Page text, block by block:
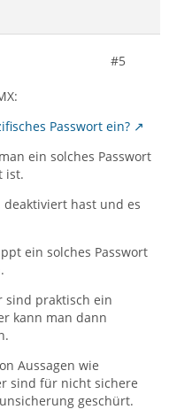
#5
Passwort ein?
ein solches Passwort
ist.
deaktiviert hast und es
ein solches Passwort
sind praktisch ein
kann man dann
Aussagen wie
sind für nicht sichere
geschürt.